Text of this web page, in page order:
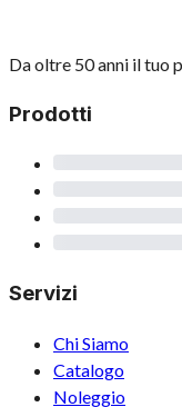
Da oltre 50 anni il tuo
Prodotti
Servizi
Chi Siamo
Catalogo
Noleggio